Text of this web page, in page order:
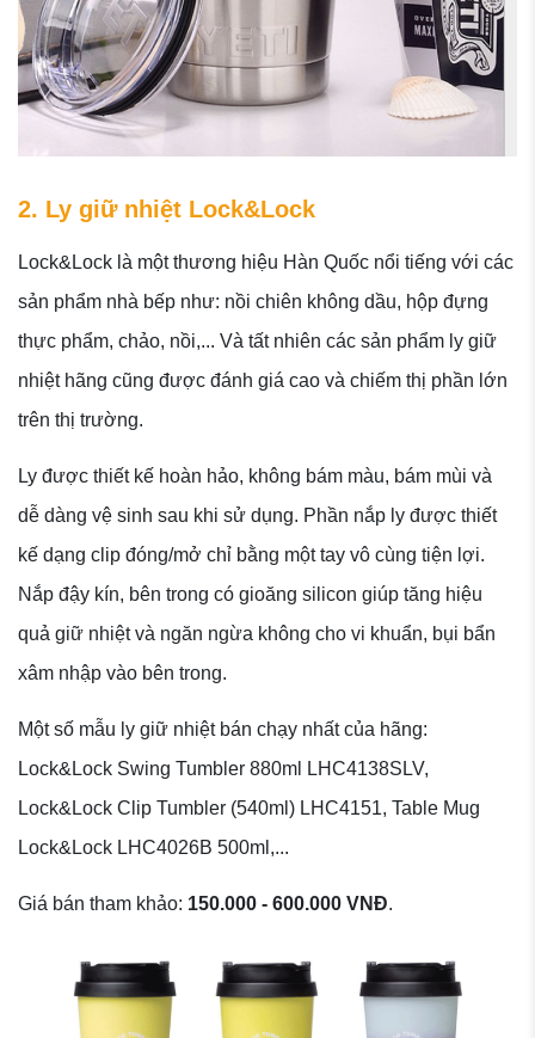
2. Ly giữ nhiệt Lock&Lock
Lock&Lock là một thương hiệu Hàn Quốc nổi tiếng với các
sản phẩm nhà bếp như: nồi chiên không dầu, hộp đựng
thực phẩm, chảo, nồi,... Và tất nhiên các sản phẩm ly giữ
nhiệt hãng cũng được đánh giá cao và chiếm thị phần lớn
trên thị trường.
Ly được thiết kế hoàn hảo, không bám màu, bám mùi và
dễ dàng vệ sinh sau khi sử dụng. Phần nắp ly được thiết
kế dạng clip đóng/mở chỉ bằng một tay vô cùng tiện lợi.
Nắp đậy kín, bên trong có gioăng silicon giúp tăng hiệu
quả giữ nhiệt và ngăn ngừa không cho vi khuẩn, bụi bẩn
xâm nhập vào bên trong.
Một số mẫu ly giữ nhiệt bán chạy nhất của hãng:
Lock&Lock Swing Tumbler 880ml LHC4138SLV,
Lock&Lock Clip Tumbler (540ml) LHC4151, Table Mug
Lock&Lock LHC4026B 500ml,...
Giá bán tham khảo: 150.000 - 600.000 VNĐ.